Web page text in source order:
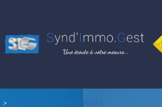
APPARTEMENT LUMINEUX ROUEN